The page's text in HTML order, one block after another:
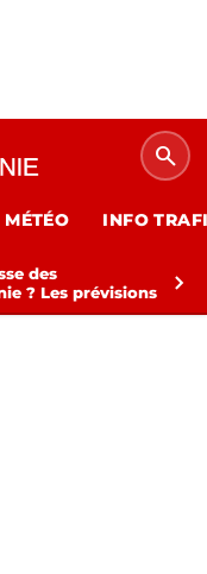
search
MÉTÉO INFO
des
? Les prévisions
chevron_right